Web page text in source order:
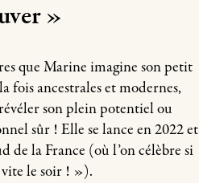
»
queMarine imagine son petit
fois ancestrales et modernes,
son plein potentiel ou
sûr !Elle se lance en 2022 et
de la France (où l’on célèbre si
le soir ! »).